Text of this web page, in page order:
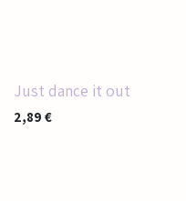
Just dance it out
2,89 €